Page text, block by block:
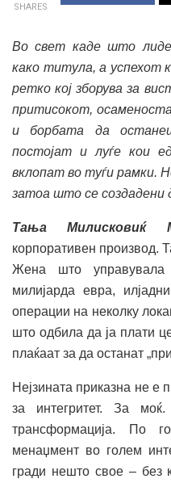
SHARES
Во свет каде што
како титула, а успехот
ретко кој зборува за
притисокот,
и борбата да
постојат и луѓе кои
вклопат во туѓи рамки.
затоа што се создадени
Тања Милисковиќ
корпоративен производ.
Жена што
милијарда евра,
операции на неколку
што одбила да ја плати
плаќаат за да останат
Нејзината приказна не е
за интегритет. За
трансформација. По
менаџмент во голем
гради нешто свое – без